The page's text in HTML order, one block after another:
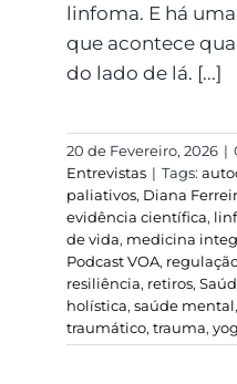
linfoma. E há
que acontece
do lado de lá. [...]
20 de Fevereiro, 2026 |
Entrevistas | Tags:
paliativos, Diana
evidência científica,
de vida, medicina
Podcast VOA,
resiliência, retiros,
holística, saúde mental,
traumático, trauma,